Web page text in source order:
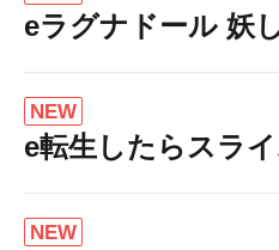
eラグナドール 妖
NEW
e転生したらスラ
NEW